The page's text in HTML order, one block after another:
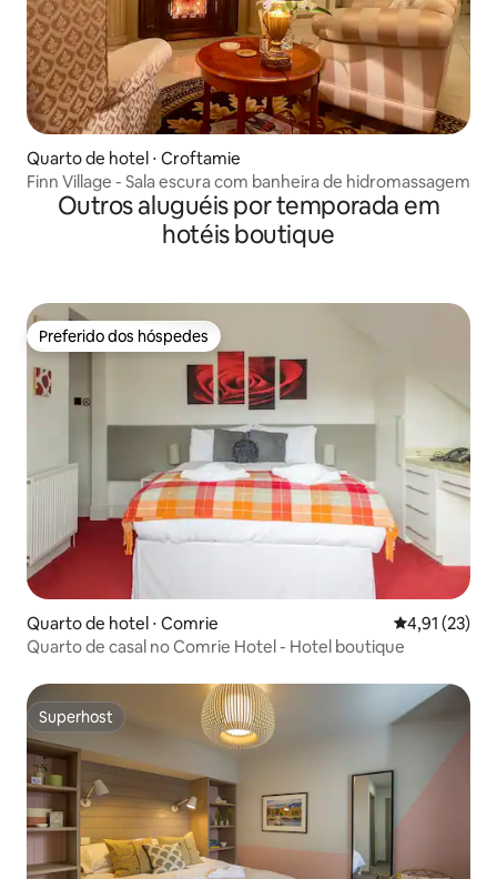
Quarto de hotel ⋅ Croftamie
Finn Village - Sala escura com banheira de hidromassagem
Outros aluguéis por temporada em
hotéis boutique
Preferido dos hóspedes
Preferido dos hóspedes
Quarto de hotel ⋅ Comrie 4,91 de uma
4,91 (23)
Quarto de casal no Comrie Hotel - Hotel boutique
Superhost
Superhost